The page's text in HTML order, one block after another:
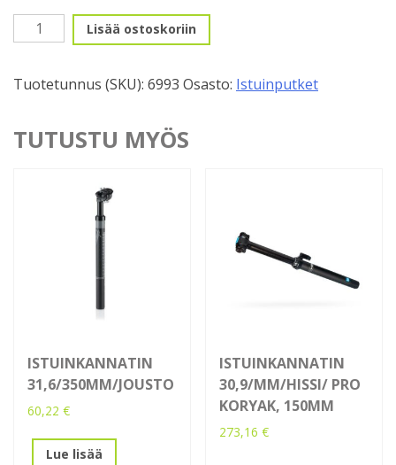
Istuinkannatin
29,4/350mm/Hopea/Lukolla
Lisää ostoskoriin
Tuotetunnus (SKU): 6993 Osasto: Istuinputket
TUTUSTU MYÖS
ISTUINKANNATIN
31,6/350MM/JOUSTO
60,22 €
Lue lisää
ISTUINKANNATIN
30,9/MM/HISSI/ PRO
KORYAK, 150MM
273,16€